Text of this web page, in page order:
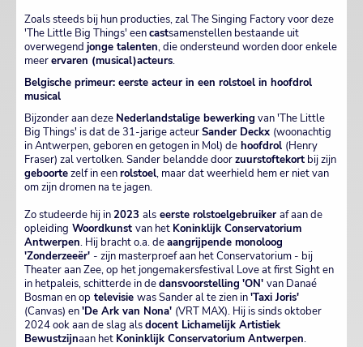
Zoals steeds bij hun producties, zal The Singing Factory voor deze
'The Little Big Things' eencastsamenstellen bestaande uit
overwegend jonge talenten, die ondersteund worden door enkele
meerervaren (musical)acteurs.
Belgische primeur: eerste acteur in een rolstoel in hoofdrol
musical
Bijzonder aan deze Nederlandstalige bewerking van 'The Little
Big Things' is dat de 31-jarige acteurSander Deckx (woonachtig
in Antwerpen, geboren en getogen in Mol) de hoofdrol (Henry
Fraser) zal vertolken. Sander belandde doorzuurstoftekort bij zijn
geboortezelf in eenrolstoel, maar dat weerhield hem er niet van
om zijn dromen na te jagen.
Zo studeerde hij in2023 als eerste rolstoelgebruiker af aan de
opleiding Woordkunst van het Koninklijk Conservatorium
Antwerpen. Hij bracht o.a. deaangrijpende monoloog
'Zonderzeeër' - zijn masterproef aan het Conservatorium - bij
Theater aan Zee, op het jongemakersfestival Love at first Sight en
in hetpaleis, schitterde in dedansvoorstelling 'ON' van Danaé
Bosman en op televisie was Sander al te zien in'Taxi Joris'
(Canvas) en'De Ark van Nona' (VRT MAX). Hij is sinds oktober
2024 ook aan de slag alsdocent Lichamelijk Artistiek
Bewustzijnaan het Koninklijk Conservatorium Antwerpen.